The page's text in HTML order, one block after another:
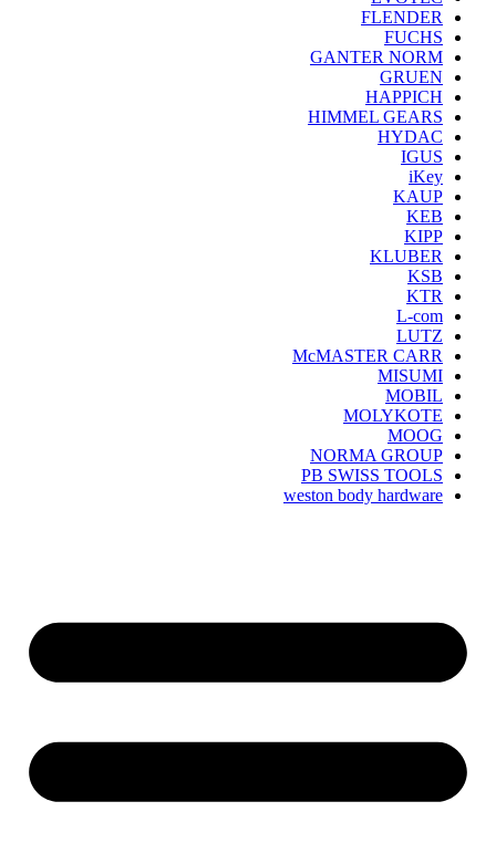
FLENDER
FUCHS
GANTER NORM
GRUEN
HAPPICH
HIMMEL GEARS
HYDAC
IGUS
iKey
KAUP
KEB
KIPP
KLUBER
KSB
KTR
L-com
LUTZ
McMASTER CARR
MISUMI
MOBIL
MOLYKOTE
MOOG
NORMA GROUP
PB SWISS TOOLS
weston body hardware